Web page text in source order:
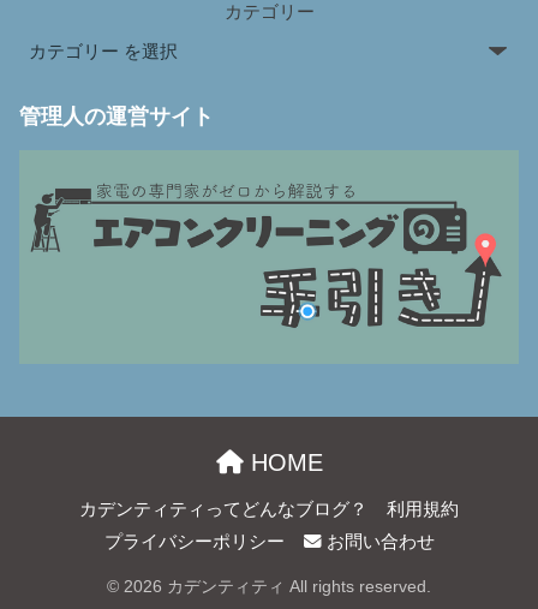
カテゴリー
管理人の運営サイト
HOME
カデンティティってどんなブログ？
利用規約
プライバシーポリシー
お問い合わせ
© 2026 カデンティティ All rights reserved.